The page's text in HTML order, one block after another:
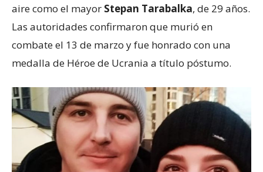
aire como el mayor Stepan Tarabalka, de 29 años.
Las autoridades confirmaron que murió en
combate el 13 de marzo y fue honrado con una
medalla de Héroe de Ucrania a título póstumo.